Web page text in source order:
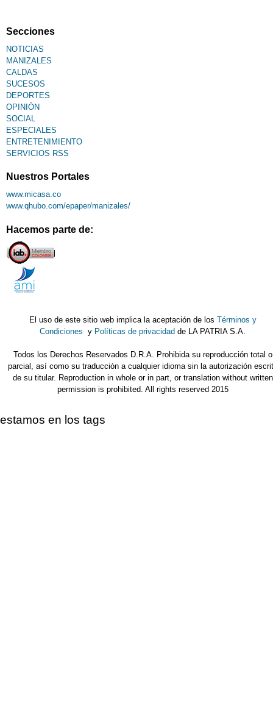
Secciones
NOTICIAS
MANIZALES
CALDAS
SUCESOS
DEPORTES
OPINIÓN
SOCIAL
ESPECIALES
ENTRETENIMIENTO
SERVICIOS RSS
Nuestros Portales
www.micasa.co
www.qhubo.com/epaper/manizales/
Hacemos parte de:
El uso de este sitio web implica la aceptación de los Términos y
Condiciones y Políticas de privacidad de LA PATRIA S.A.
Todos los Derechos Reservados D.R.A. Prohibida su reproducción total o
parcial, así como su traducción a cualquier idioma sin la autorización
de su titular. Reproduction in whole or in part, or translation without written
permission is prohibited. All rights reserved 2015
estamos en los tags